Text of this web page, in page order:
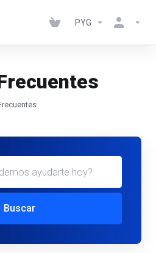
PYG
Buscar